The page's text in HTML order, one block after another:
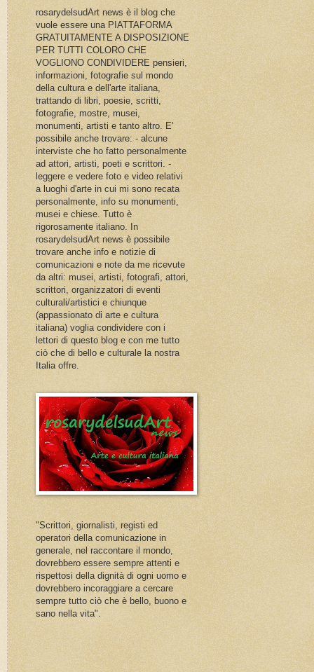
rosarydelsudArt news è il blog che
vuole essere una PIATTAFORMA
GRATUITAMENTE A DISPOSIZIONE
PER TUTTI COLORO CHE
VOGLIONO CONDIVIDERE pensieri,
informazioni, fotografie sul mondo
della cultura e dell'arte italiana,
trattando di libri, poesie, scritti,
fotografie, mostre, musei,
monumenti, artisti e tanto altro. E'
possibile anche trovare: - alcune
interviste che ho fatto personalmente
ad attori, artisti, poeti e scrittori. -
leggere e vedere foto e video relativi
a luoghi d'arte in cui mi sono recata
personalmente, info su monumenti,
musei e chiese. Tutto è
rigorosamente italiano. In
rosarydelsudArt news è possibile
trovare anche info e notizie di
comunicazioni e note da me ricevute
da altri: musei, artisti, fotografi, attori,
scrittori, organizzatori di eventi
culturali/artistici e chiunque
(appassionato di arte e cultura
italiana) voglia condividere con i
lettori di questo blog e con me tutto
ciò che di bello e culturale la nostra
Italia offre.
"Scrittori, giornalisti, registi ed
operatori della comunicazione in
generale, nel raccontare il mondo,
dovrebbero essere sempre attenti e
rispettosi della dignità di ogni uomo e
dovrebbero incoraggiare a cercare
sempre tutto ciò che è bello, buono e
sano nella vita".